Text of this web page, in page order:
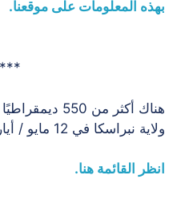
بهذه المعلومات على موقعنا.
***
هناك أكثر من
ولاية نبراسكا في 12 مايو / أيار الابتدائية!
انظر القائمة هنا.